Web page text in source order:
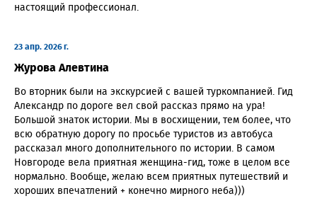
настоящий профессионал.
23 апр. 2026 г.
Журова Алевтина
Во вторник были на экскурсией с вашей туркомпанией. Гид
Александр по дороге вел свой рассказ прямо на ура!
Большой знаток истории. Мы в восхищении, тем более, что
всю обратную дорогу по просьбе туристов из автобуса
рассказал много дополнительного по истории. В самом
Новгороде вела приятная женщина-гид, тоже в целом все
нормально. Вообще, желаю всем приятных путешествий и
хороших впечатлений + конечно мирного неба)))